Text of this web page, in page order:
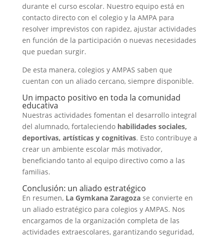
durante el curso escolar. Nuestro equipo está en
contacto directo con el colegio y la AMPA para
resolver imprevistos con rapidez, ajustar actividades
en función de la participación o nuevas necesidades
que puedan surgir.
De esta manera, colegios y AMPAS saben que
cuentan con un aliado cercano, siempre disponible.
Un impacto positivo en toda la comunidad
educativa
Nuestras actividades fomentan el desarrollo integral
del alumnado, fortaleciendo habilidades sociales,
deportivas, artísticas y cognitivas. Esto contribuye a
crear un ambiente escolar más motivador,
beneficiando tanto al equipo directivo como a las
familias.
Conclusión: un aliado estratégico
En resumen, La Gymkana Zaragozase convierte en
un aliado estratégico para colegios y AMPAS. Nos
encargamos de la organización completa de las
actividades extraescolares, garantizando seguridad,